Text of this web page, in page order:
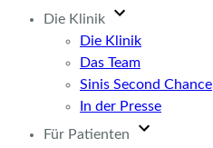
Die Klinik
Die Klinik
Das Team
Sinis Second Chance
In der Presse
Für Patienten